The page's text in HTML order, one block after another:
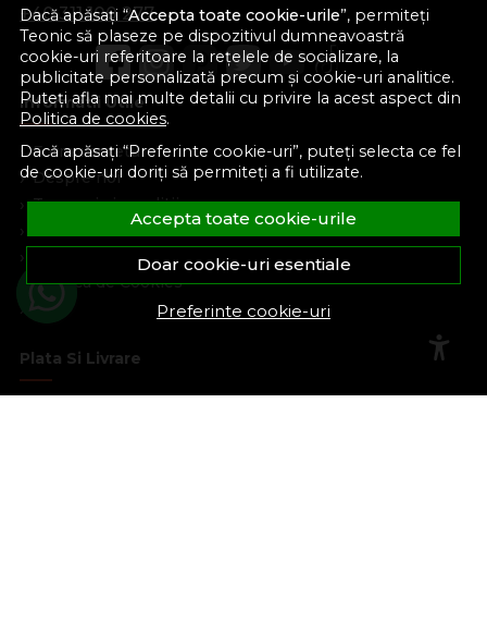
Dacă apăsați “Accepta toate cookie-urile”, permiteți
Teonic să plaseze pe dispozitivul dumneavoastră
cookie-uri referitoare la rețelele de socializare, la
publicitate personalizată precum și cookie-uri analitice.
Puteți afla mai multe detalii cu privire la acest aspect din
Politica de cookies.
Dacă apăsați “Preferinte cookie-uri”, puteți selecta ce fel
de cookie-uri doriți să permiteți a fi utilizate.
Accepta toate cookie-urile
Doar cookie-uri esentiale
Preferinte cookie-uri
+40 311 100 277
Informatii Utile
Formular retur
Despre noi
Termeni si conditii
Confidentialitate
Marturiile clientilor
Politica de Cookies
Blog
Plata Si Livrare